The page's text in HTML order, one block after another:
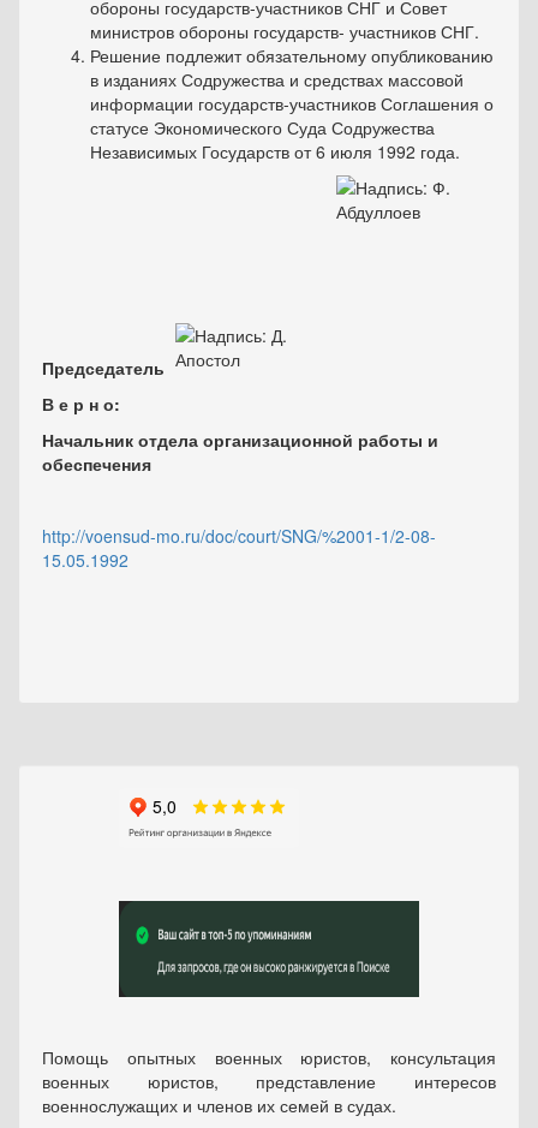
обороны государств-участников СНГ и Совет
министров обороны государств- участников СНГ.
Решение подлежит обязательному опубликованию
в изданиях Содружества и средствах массовой
информации государств-участников Соглашения о
статусе Экономического Суда Содружества
Независимых Государств от 6 июля 1992 года.
Председатель
В е р н о:
Начальник отдела организационной работы и
обеспечения
http://voensud-mo.ru/doc/court/SNG/%2001-1/2-08-
15.05.1992
Помощь опытных военных юристов, консультация
военных юристов, представление интересов
военнослужащих и членов их семей в судах.